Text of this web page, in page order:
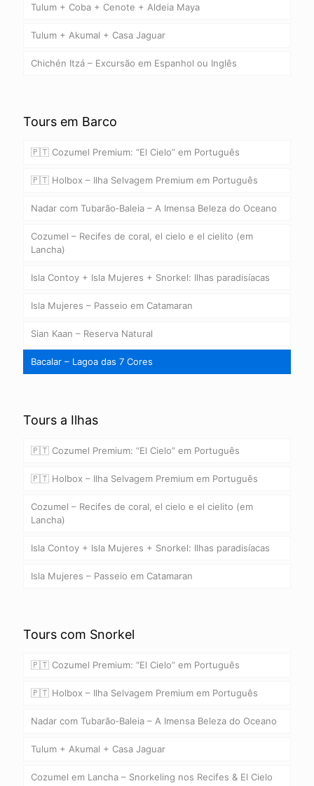
Tulum + Coba + Cenote + Aldeia Maya
Tulum + Akumal + Casa Jaguar
Chichén Itzá – Excursão em Espanhol ou Inglês
Tours em Barco
🇵🇹 Cozumel Premium: “El Cielo” em Português
🇵🇹 Holbox – Ilha Selvagem Premium em Português
Nadar com Tubarão‑Baleia – A Imensa Beleza do Oceano
Cozumel – Recifes de coral, el cielo e el cielito (em
Lancha)
Isla Contoy + Isla Mujeres + Snorkel: Ilhas paradisíacas
Isla Mujeres – Passeio em Catamaran
Sian Kaan – Reserva Natural
Bacalar – Lagoa das 7 Cores
Tours a Ilhas
🇵🇹 Cozumel Premium: “El Cielo” em Português
🇵🇹 Holbox – Ilha Selvagem Premium em Português
Cozumel – Recifes de coral, el cielo e el cielito (em
Lancha)
Isla Contoy + Isla Mujeres + Snorkel: Ilhas paradisíacas
Isla Mujeres – Passeio em Catamaran
Tours com Snorkel
🇵🇹 Cozumel Premium: “El Cielo” em Português
🇵🇹 Holbox – Ilha Selvagem Premium em Português
Nadar com Tubarão‑Baleia – A Imensa Beleza do Oceano
Tulum + Akumal + Casa Jaguar
Cozumel em Lancha – Snorkeling nos Recifes & El Cielo